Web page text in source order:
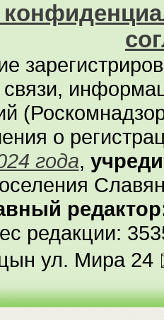
о
года,
редакции:
ул. Мира